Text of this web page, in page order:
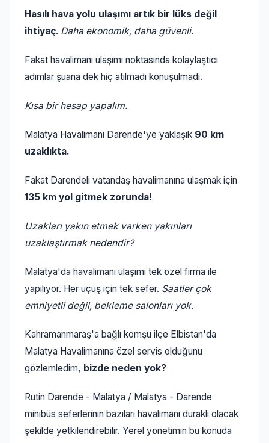
Hasılı hava yolu ulaşımı artık bir lüks değil
ihtiyaç. Daha ekonomik, daha güvenli.
Fakat havalimanı ulaşımı noktasında kolaylaştıcı
adımlar şuana dek hiç atılmadı konuşulmadı.
Kısa bir hesap yapalım.
Malatya Havalimanı Darende'ye yaklaşık 90 km
uzaklıkta.
Fakat Darendeli vatandaş havalimanına ulaşmak için
135 km yol gitmek zorunda!
Uzakları yakın etmek varken yakınları
uzaklaştırmak nedendir?
Malatya'da havalimanı ulaşımı tek özel firma ile
yapılıyor. Her uçuş için tek sefer. Saatler çok
emniyetli değil, bekleme salonları yok.
Kahramanmaraş'a bağlı komşu ilçe Elbistan'da
Malatya Havalimanına özel servis olduğunu
gözlemledim, bizde neden yok?
Rutin Darende - Malatya / Malatya - Darende
minibüs seferlerinin bazıları havalimanı duraklı olacak
şekilde yetkilendirebilir. Yerel yönetimin bu konuda